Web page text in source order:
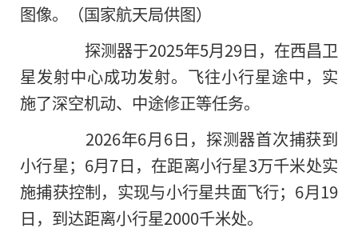
图像。（国家航天局供图）
探测器于2025年5月29日，在西昌卫
星发射中心成功发射。飞往小行星途中，实
施了深空机动、中途修正等任务。
2026年6月6日，探测器首次捕获到
小行星；6月7日，在距离小行星3万千米处实
施捕获控制，实现与小行星共面飞行；6月19
日，到达距离小行星2000千米处。